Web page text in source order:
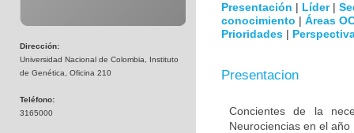
Dirección:
Universidad Nacional de Colombia, Instituto
de Genética, Oficina 210
Teléfono:
3165000
Presentación | Líder|
conocimiento | Áreas
Prioridades |
Presentacion
Concientes de la
Neurociencias en el